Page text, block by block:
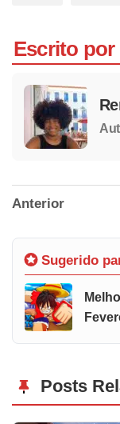
Escrito por
Anterior
Sugerido
Posts